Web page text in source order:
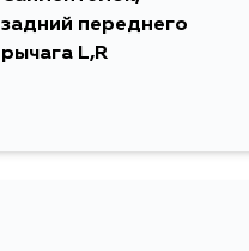
задний переднего
рычага L,R